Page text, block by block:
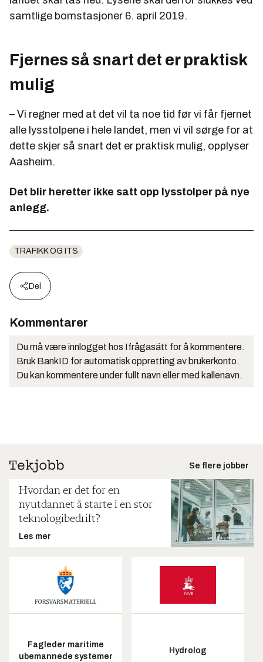
samtlige bomstasjoner 6. april 2019.
Fjernes så snart det er praktisk
mulig
– Vi regner med at det vil ta noe tid før vi får fjernet
alle lysstolpene i hele landet, men vi vil sørge for at
dette skjer så snart det er praktisk mulig, opplyser
Aasheim.
Det blir heretter ikke satt opp lysstolper på nye
anlegg.
TRAFIKK OG ITS
Del
Kommentarer
Du må være innlogget hos Ifrågasätt for å kommentere.
Bruk BankID for automatisk oppretting av brukerkonto.
Du kan kommentere under fullt navn eller med kallenavn.
Se flere jobber
Hvordan er det for en
nyutdannet å starte i en stor
teknologibedrift?
Les mer
Fagleder maritime
ubemannede systemer
Hydrolog